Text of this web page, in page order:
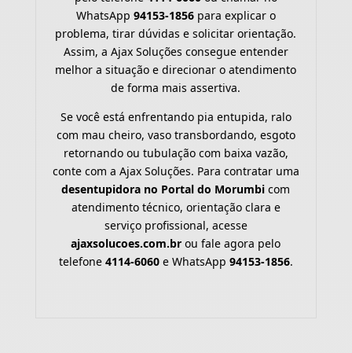
WhatsApp 94153-1856para explicar o
problema, tirar dúvidas e solicitar orientação.
Assim, a Ajax Soluções consegue entender
melhor a situação e direcionar o atendimento
de forma mais assertiva.
Se você está enfrentando pia entupida, ralo
com mau cheiro, vaso transbordando, esgoto
retornando ou tubulação com baixa vazão,
conte com a Ajax Soluções. Para contratar uma
desentupidora no Portal do Morumbi com
atendimento técnico, orientação clara e
serviço profissional, acesse
ajaxsolucoes.com.br ou fale agora pelo
telefone 4114-6060e WhatsApp 94153-1856.